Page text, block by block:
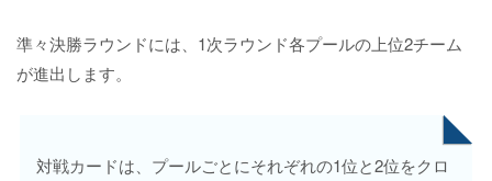
準々決勝ラウンドには、1次ラウンド各プールの上位2チーム
が進出します。
対戦カードは、プールごとにそれぞれの1位と2位をクロ